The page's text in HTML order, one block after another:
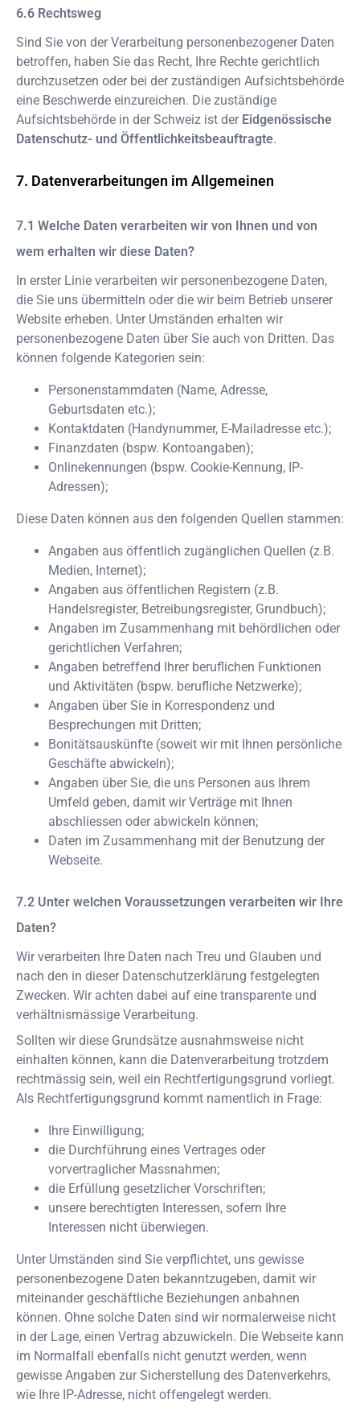
Rechtsweg
Sind Sie von der Verarbeitung personenbezogener Daten
betroffen, haben Sie das Recht, Ihre Rechte gerichtlich
durchzusetzen oder bei der zuständigen Aufsichtsbehörde
eine Beschwerde einzureichen. Die zuständige
Aufsichtsbehörde in der Schweiz ist der Eidgenössische
Datenschutz- und Öffentlichkeitsbeauftragte.
Datenverarbeitungen im Allgemeinen
Welche Daten verarbeiten wir von Ihnen und von
wem erhalten wir diese Daten?
In erster Linie verarbeiten wir personenbezogene Daten,
die Sie uns übermitteln oder die wir beim Betrieb unserer
Website erheben. Unter Umständen erhalten wir
personenbezogene Daten über Sie auch von Dritten. Das
können folgende Kategorien sein:
Personenstammdaten (Name, Adresse,
Geburtsdaten etc.);
Kontaktdaten (Handynummer, E-Mailadresse etc.);
Finanzdaten (bspw. Kontoangaben);
Onlinekennungen (bspw. Cookie-Kennung, IP-
Adressen);
Diese Daten können aus den folgenden Quellen stammen:
Angaben aus öffentlich zugänglichen Quellen (z.B.
Medien, Internet);
Angaben aus öffentlichen Registern (z.B.
Handelsregister, Betreibungsregister, Grundbuch);
Angaben im Zusammenhang mit behördlichen oder
gerichtlichen Verfahren;
Angaben betreffend Ihrer beruflichen Funktionen
und Aktivitäten (bspw. berufliche Netzwerke);
Angaben über Sie in Korrespondenz und
Besprechungen mit Dritten;
Bonitätsauskünfte (soweit wir mit Ihnen persönliche
Geschäfte abwickeln);
Angaben über Sie, die uns Personen aus Ihrem
Umfeld geben, damit wir Verträge mit Ihnen
abschliessen oder abwickeln können;
Daten im Zusammenhang mit der Benutzung der
Webseite.
Unter welchen Voraussetzungen verarbeiten wir Ihre
Daten?
Wir verarbeiten Ihre Daten nach Treu und Glauben und
nach den in dieser Datenschutzerklärung festgelegten
Zwecken. Wir achten dabei auf eine transparente und
verhältnismässige Verarbeitung.
Sollten wir diese Grundsätze ausnahmsweise nicht
einhalten können, kann die Datenverarbeitung trotzdem
rechtmässig sein, weil ein Rechtfertigungsgrund vorliegt.
Als Rechtfertigungsgrund kommt namentlich in Frage:
Ihre Einwilligung;
die Durchführung eines Vertrages oder
vorvertraglicher Massnahmen;
die Erfüllung gesetzlicher Vorschriften;
unsere berechtigten Interessen, sofern Ihre
Interessen nicht überwiegen.
Unter Umständen sind Sie verpflichtet, uns gewisse
personenbezogene Daten bekanntzugeben, damit wir
miteinander geschäftliche Beziehungen anbahnen
können. Ohne solche Daten sind wir normalerweise nicht
in der Lage, einen Vertrag abzuwickeln. Die Webseite kann
im Normalfall ebenfalls nicht genutzt werden, wenn
gewisse Angaben zur Sicherstellung des Datenverkehrs,
wie Ihre IP-Adresse, nicht offengelegt werden.